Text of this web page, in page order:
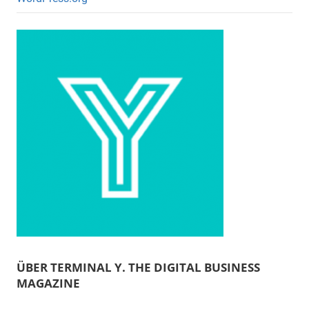
ÜBER TERMINAL Y. THE DIGITAL BUSINESS
MAGAZINE